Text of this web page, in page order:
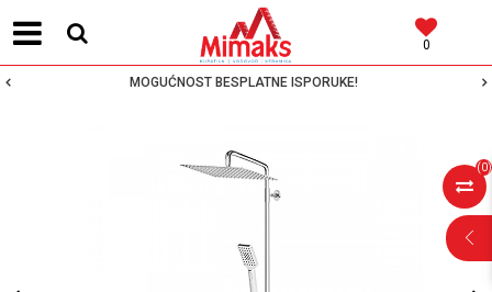
0
MOGUĆNOST BESPLATNE ISPORUKE!
(0)